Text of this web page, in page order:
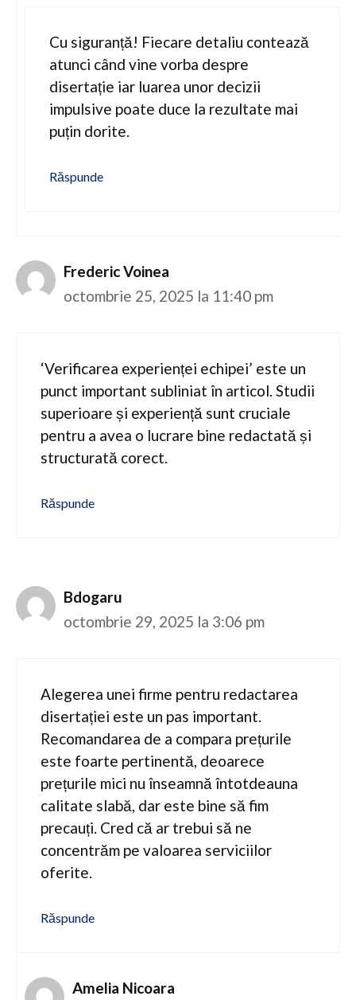
Cu siguranță! Fiecare detaliu contează
atunci când vine vorba despre
disertație iar luarea unor decizii
impulsive poate duce la rezultate mai
puțin dorite.
Răspunde
Frederic Voinea
octombrie 25, 2025 la 11:40 pm
‘Verificarea experienței echipei’ este un
punct important subliniat în articol. Studii
superioare și experiență sunt cruciale
pentru a avea o lucrare bine redactată și
structurată corect.
Răspunde
Bdogaru
octombrie 29, 2025 la 3:06 pm
Alegerea unei firme pentru redactarea
disertației este un pas important.
Recomandarea de a compara prețurile
este foarte pertinentă, deoarece
prețurile mici nu înseamnă întotdeauna
calitate slabă, dar este bine să fim
precauți. Cred că ar trebui să ne
concentrăm pe valoarea serviciilor
oferite.
Răspunde
Amelia Nicoara